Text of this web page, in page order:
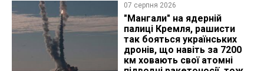
07 серпня 2026
"Мангали" на ядерній
палиці Кремля, рашисти
так бояться українських
дронів, що навіть за 7200
км ховають свої атомні